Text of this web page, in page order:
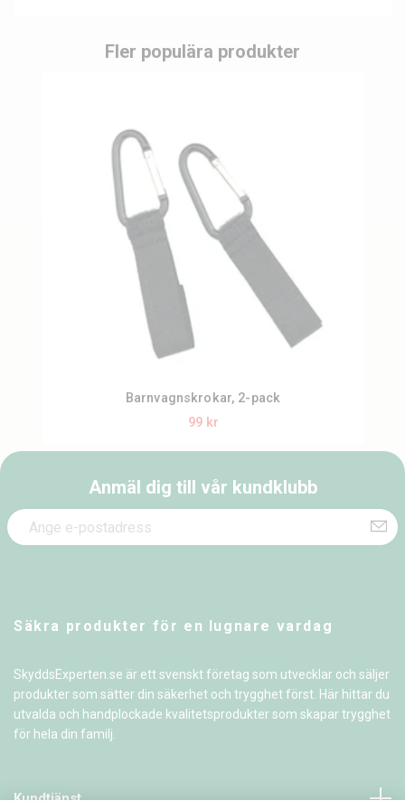
Fler populära produkter
Barnvagnskrokar, 2-pack
99 kr
Anmäl dig till vår kundklubb
Säkra produkter för en lugnare vardag
SkyddsExperten.se är ett svenskt företag som utvecklar och säljer
produkter som sätter din säkerhet och trygghet först. Här hittar du
utvalda och handplockade kvalitetsprodukter som skapar trygghet
för hela din familj.
Kundtjänst